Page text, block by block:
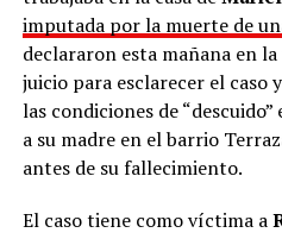
imputada por la muerte de
declararon esta mañana en
juicio para esclarecer el caso
las condiciones de
a su madre en el barrio
antes de su fallecimiento.
El caso tiene como víctima a